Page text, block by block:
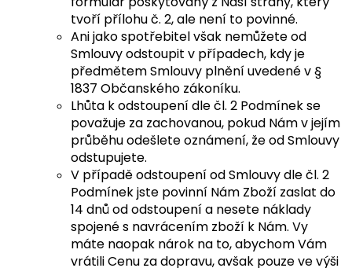
tvoří přílohu č. 2, ale není to povinné.
Ani jako spotřebitel však nemůžete od
Smlouvy odstoupit v případech, kdy je
předmětem Smlouvy plnění uvedené v §
1837 Občanského zákoníku.
Lhůta k odstoupení dle čl. 2 Podmínek se
považuje za zachovanou, pokud Nám v jejím
průběhu odešlete oznámení, že od Smlouvy
odstupujete.
V případě odstoupení od Smlouvy dle čl. 2
Podmínek jste povinní Nám Zboží zaslat do
14 dnů od odstoupení a nesete náklady
spojené s navrácením zboží k Nám. Vy
máte naopak nárok na to, abychom Vám
vrátili Cenu za dopravu, avšak pouze ve výši